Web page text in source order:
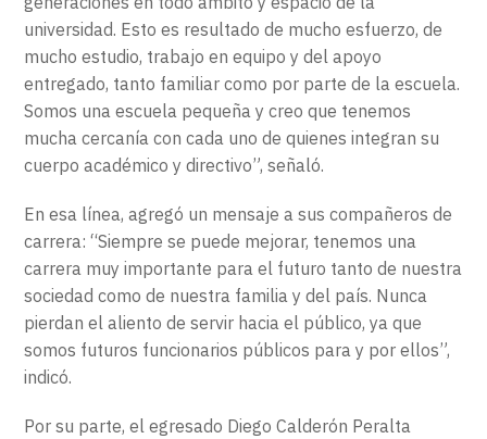
universidad. Esto es resultado de mucho esfuerzo, de
mucho estudio, trabajo en equipo y del apoyo
entregado, tanto familiar como por parte de la escuela.
Somos una escuela pequeña y creo que tenemos
mucha cercanía con cada uno de quienes integran su
cuerpo académico y directivo”, señaló.
En esa línea, agregó un mensaje a sus compañeros de
carrera: “Siempre se puede mejorar, tenemos una
carrera muy importante para el futuro tanto de nuestra
sociedad como de nuestra familia y del país. Nunca
pierdan el aliento de servir hacia el público, ya que
somos futuros funcionarios públicos para y por ellos”,
indicó.
Por su parte, el egresado Diego Calderón Peralta